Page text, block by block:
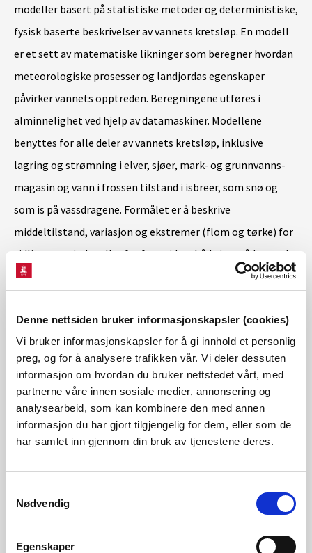
Denne nettsiden bruker informasjonskapsler (cookies)
Vi bruker informasjonskapsler for å gi innhold et personlig
preg, og for å analysere trafikken vår. Vi deler dessuten
informasjon om hvordan du bruker nettstedet vårt, med
partnerne våre innen sosiale medier, annonsering og
analysearbeid, som kan kombinere den med annen
informasjon du har gjort tilgjengelig for dem, eller som de
har samlet inn gjennom din bruk av tjenestene deres.
Nødvendig
Egenskaper
modeller basert på statistiske metoder og deterministiske,
fysisk baserte beskrivelser av vannets kretsløp. En modell
er et sett av matematiske likninger som beregner hvordan
meteorologiske prosesser og landjordas egenskaper
påvirker vannets opptreden. Beregningene utføres i
alminnelighet ved hjelp av datamaskiner. Modellene
benyttes for alle deler av vannets kretsløp, inklusive
lagring og strømning i elver, sjøer, mark- og grunnvanns­
magasin og vann i frossen tilstand i isbreer, som snø og
som is på vassdragene. Formålet er å beskrive
middeltilstand, variasjon og ekstremer (flom og tørke) for
tidligere perioder eller for framtiden, både i områder med
og uten observasjoner. Framskrivningene kan være for de
100 år i forbindelse med beregning av klimaendringers
virkning på vannets kretsløp.
Kontaktinformasjon
Stein Beldring
HBV-modellen